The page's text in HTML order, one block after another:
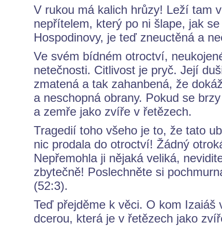
V rukou má kalich hrůzy! Leží tam
nepřítelem, který po ni šlape, jak
Hospodinovy, je teď zneuctěná a
Ve svém bídném otroctví,
netečnosti. Citlivost je pryč. Její
zmatená a tak zahanbená, že
a neschopná obrany. Pokud se
a zemře jako zvíře v řetězech.
Tragedií toho všeho je to, že tato
nic prodala do otroctví! Žádný
Nepřemohla ji nějaká veliká,
zbytečně! Poslechněte si
(52:3).
Teď přejděme k věci. O kom
dcerou, která je v řetězech jako